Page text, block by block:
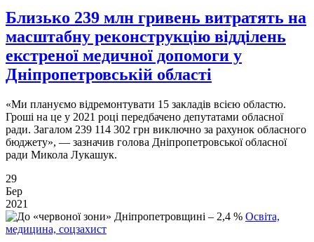
Близько 239 млн гривень витратять на
масштабну реконструкцію відділень
екстреної медичної допомоги у
Дніпропетровській області
«Ми плануємо відремонтувати 15 закладів всією областю.
Гроші на це у 2021 році передбачено депутатами обласної
ради. Загалом 239 114 302 грн виключно за рахунок обласного
бюджету», — зазначив голова Дніпропетровської обласної
ради Микола Лукашук.
29
Бер
2021
Освіта,
медицина, соцзахист